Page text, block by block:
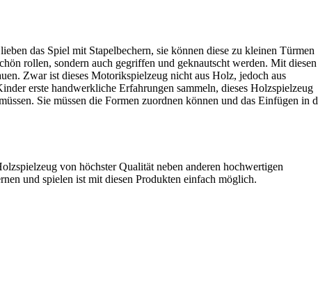
das Spiel mit Stapelbechern, sie können diese zu kleinen Türmen
rollen, sondern auch gegriffen und geknautscht werden. Mit diesen
Zwar ist dieses Motorikspielzeug nicht aus Holz, jedoch aus
erste handwerkliche Erfahrungen sammeln, dieses Holzspielzeug
Sie müssen die Formen zuordnen können und das Einfügen in
von höchster Qualität neben anderen hochwertigen
und spielen ist mit diesen Produkten einfach möglich.